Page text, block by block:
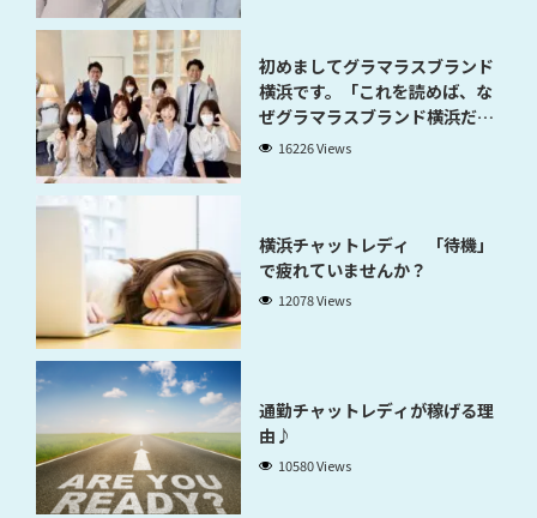
初めましてグラマラスブランド
横浜です。「これを読めば、な
ぜグラマラスブランド横浜だと
稼げるのかが分かります」
16226 Views
横浜チャットレディ 「待機」
で疲れていませんか？
12078 Views
通勤チャットレディが稼げる理
由♪
10580 Views